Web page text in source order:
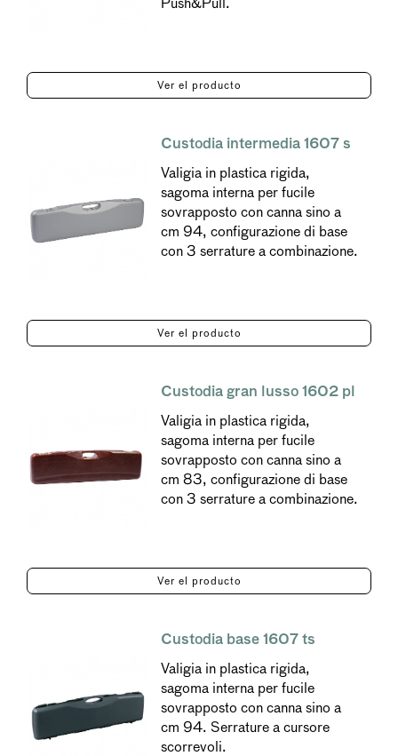
Ver el producto
Custodia intermedia 1607 s
Valigia in plastica rigida,
sagoma interna per fucile
sovrapposto con canna sino a
cm 94, configurazione di base
con 3 serrature a combinazione.
Ver el producto
Custodia gran lusso 1602 pl
Valigia in plastica rigida,
sagoma interna per fucile
sovrapposto con canna sino a
cm 83, configurazione di base
con 3 serrature a combinazione.
Ver el producto
Custodia base 1607 ts
Valigia in plastica rigida,
sagoma interna per fucile
sovrapposto con canna sino a
cm 94. Serrature a cursore
scorrevoli.